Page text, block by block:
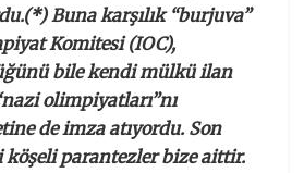
Buna karşılık “burjuva”
Komitesi (IOC),
bile kendi mülkü ilan
olimpiyatları”nı
de imza atıyordu. Son
parantezler bize aittir.